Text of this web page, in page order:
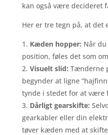
kan også være decideret
Her er tre tegn på, at det
Kæden hopper: Når
position, føles det som
Visuelt slid: Tænderne
begynder at ligne
tynde i stedet for at være
Dårligt gearskifte:
gearkabler eller din
tøver kæden med at